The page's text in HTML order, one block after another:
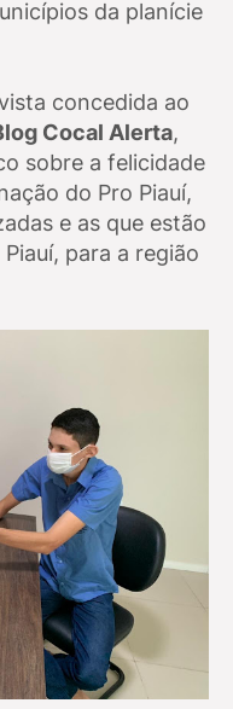
da planície
concedida ao
Cocal Alerta,
sobre a felicidade
do Pro Piauí,
e as que estão
para a região